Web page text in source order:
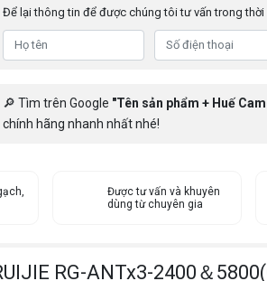
Để lại thông tin để được chúng tôi tư vấn trong thời
🔎 Tìm trên Google "Tên sản phẩm + Huế
chính hãng nhanh nhất nhé!
Được tư vấn và khuyên
dùng từ chuyên gia
RG-ANTx3-2400＆